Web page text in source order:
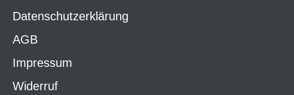
Datenschutzerklärung
AGB
Impressum
Widerruf